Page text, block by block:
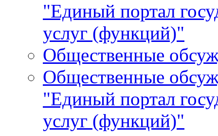
"Единый портал
услуг (функций)"
Общественные
Общественные
"Единый портал
услуг (функций)"